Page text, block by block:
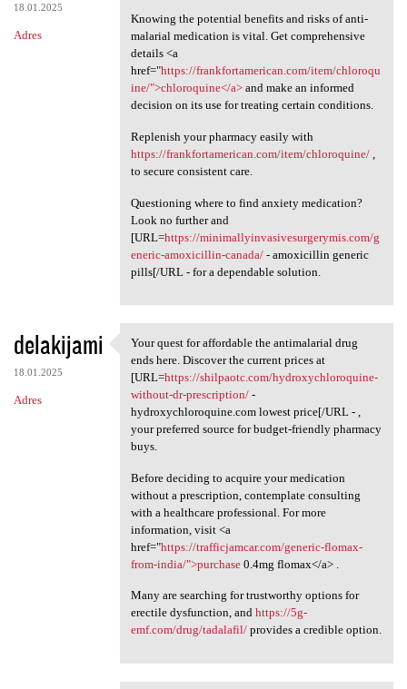
18.01.2025
Adres
Knowing the potential benefits and risks of anti-
malarial medication is vital. Get comprehensive
details <a
href="https://frankfortamerican.com/item/chloroqu
ine/">chloroquine</a>and make an informed
decision on its use for treating certain conditions.
Replenish your pharmacy easily with
https://frankfortamerican.com/item/chloroquine/,
to secure consistent care.
Questioning where to find anxiety medication?
Look no further and
[URL=https://minimallyinvasivesurgerymis.com/g
eneric-amoxicillin-canada/- amoxicillin generic
pills[/URL - for a dependable solution.
delakijami
18.01.2025
Adres
Your quest for affordable the
Your quest for affordable the antimalarial drug
ends here. Discover the current prices at
[URL=https://shilpaotc.com/hydroxychloroquine-
without-dr-prescription/-
hydroxychloroquine.com lowest price[/URL - ,
your preferred source for budget-friendly pharmacy
buys.
Before deciding to acquire your medication
without a prescription, contemplate consulting
with a healthcare professional. For more
information, visit <a
href="https://trafficjamcar.com/generic-flomax-
from-india/">purchase0.4mg flomax</a> .
Many are searching for trustworthy options for
erectile dysfunction, and https://5g-
emf.com/drug/tadalafil/provides a credible option.